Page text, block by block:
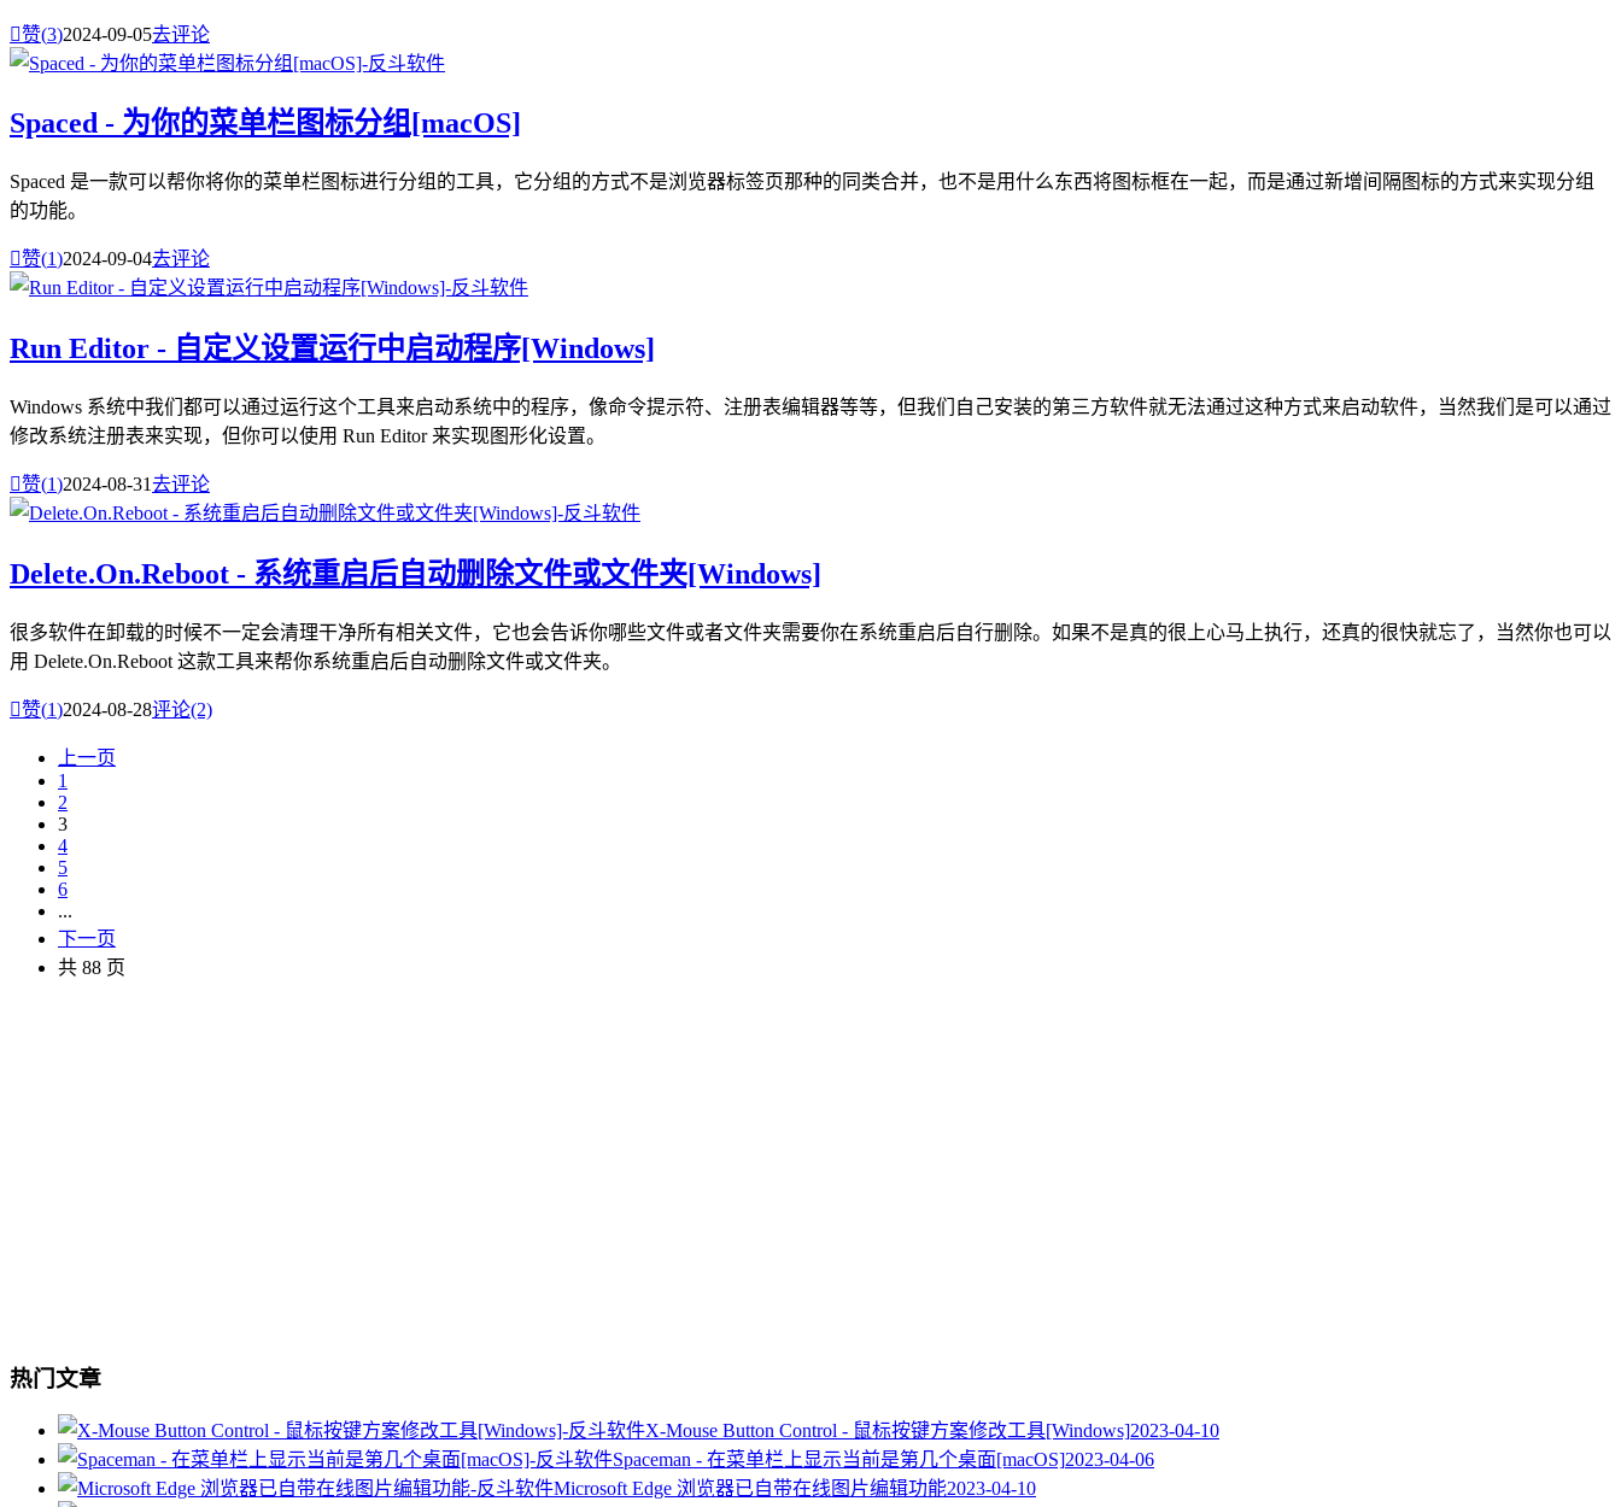
赞(3)2024-09-05去评论
Spaced - 为你的菜单栏图标分组[macOS]
Spaced 是一款可以帮你将你的菜单栏图标进行分组的工具，它分组的方式不是浏览器标签页那种的同类合并，也不是用什么东西将图标框在一起，而是通过新增间隔图标的方式来实现分组
的功能。
赞(1)2024-09-04去评论
Run Editor - 自定义设置运行中启动程序[Windows]
Windows 系统中我们都可以通过运行这个工具来启动系统中的程序，像命令提示符、注册表编辑器等等，但我们自己安装的第三方软件就无法通过这种方式来启动软件，当然我们是可以通过
修改系统注册表来实现，但你可以使用 Run Editor 来实现图形化设置。
赞(1)2024-08-31去评论
Delete.On.Reboot - 系统重启后自动删除文件或文件夹[Windows]
很多软件在卸载的时候不一定会清理干净所有相关文件，它也会告诉你哪些文件或者文件夹需要你在系统重启后自行删除。如果不是真的很上心马上执行，还真的很快就忘了，当然你也可以
用 Delete.On.Reboot 这款工具来帮你系统重启后自动删除文件或文件夹。
赞(1)2024-08-28评论(2)
上一页
1
2
3
4
5
6
...
下一页
共 88 页
热门文章
X-Mouse Button Control - 鼠标按键方案修改工具[Windows]2023-04-10
Spaceman - 在菜单栏上显示当前是第几个桌面[macOS]2023-04-06
Microsoft Edge 浏览器已自带在线图片编辑功能2023-04-10